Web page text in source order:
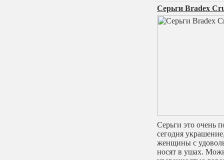
Серьги Bradex
Серьги это очень
сегодня
женщины с
носят в ушах.